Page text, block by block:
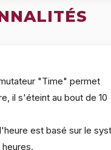
"Time" permet
il s'éteint au bout de 10
est basé sur le
heures.